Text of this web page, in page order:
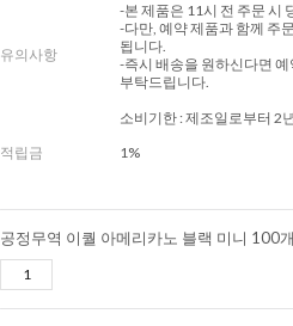
유의사항
-본 제품은 11시 전 주문 시
-다만, 예약 제품과 함께 주
됩니다.
-즉시 배송을 원하신다면
부탁드립니다.
소비기한 : 제조일로부터 2년
적립금
1%
공정무역 이퀄 아메리카노 블랙 미니 100